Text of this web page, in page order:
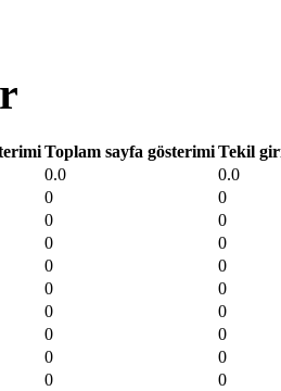
Toplam sayfa gösterimiTekil
0.0
0.0
0
0
0
0
0
0
0
0
0
0
0
0
0
0
0
0
0
0